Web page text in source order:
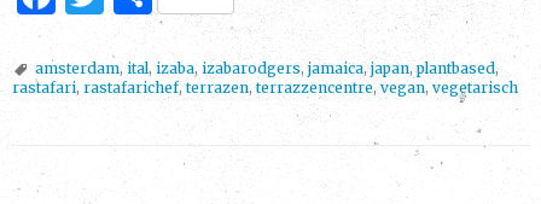
c
w
it
te
r
el
e
n
amsterdam, ital, izaba, izabarodgers, jamaica,japan,plantbased ,
rastafari, rastafarichef,terrazen,terrazzencentre, vegan, vegetarisch